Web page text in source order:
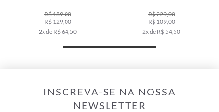
R$ 189,00
R$ 129,00
2x de R$ 64,50
R$ 229,00
R$ 109,00
2x de R$ 54,50
INSCREVA-SE NA NOSSA
NEWSLETTER